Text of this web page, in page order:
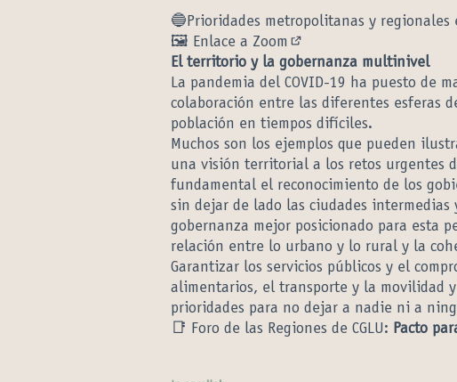
🔵Prioridades metropolitanas y regionales
🖼️ Enlace a Zoom
(Enlace externo)
El territorio y la gobernanza multinivel
La pandemia del COVID-19 ha puesto de
colaboración entre las diferentes esferas
población en tiempos difíciles.
Muchos son los ejemplos que pueden
una visión territorial a los retos urgentes
fundamental el reconocimiento de los
sin dejar de lado las ciudades
gobernanza mejor posicionado para esta
relación entre lo urbano y lo rural y la
Garantizar los servicios públicos y el
alimentarios, el transporte y la movilidad
prioridades para no dejar a nadie ni a
📑 Foro de las Regiones de CGLU: Pacto